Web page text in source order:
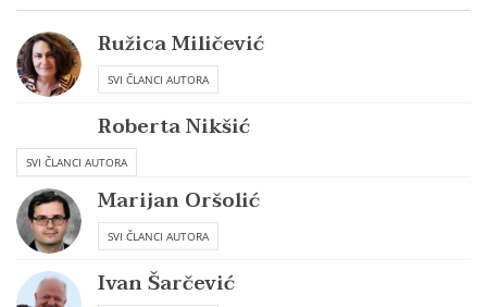
Ružica Miličević
SVI ČLANCI AUTORA
Roberta Nikšić
SVI ČLANCI AUTORA
Marijan Oršolić
SVI ČLANCI AUTORA
Ivan Šarčević